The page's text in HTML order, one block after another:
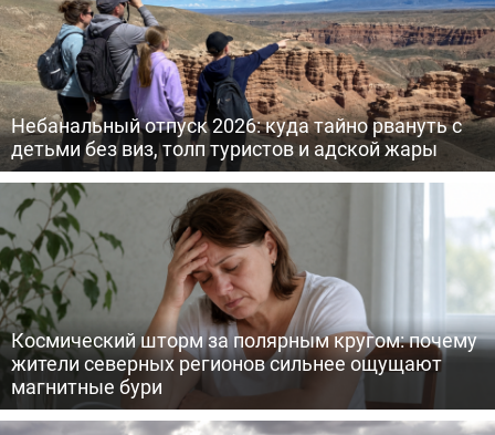
Небанальный отпуск 2026: куда тайно рвануть с
детьми без виз, толп туристов и адской жары
Космический шторм за полярным кругом: почему
жители северных регионов сильнее ощущают
магнитные бури